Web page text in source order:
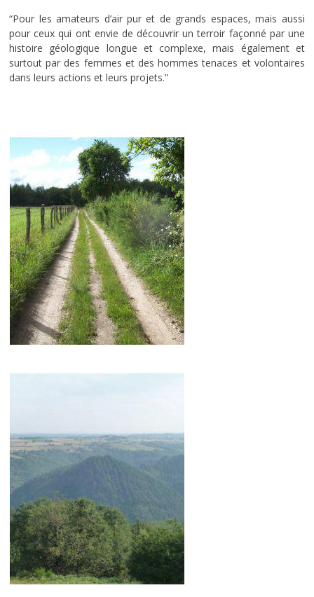
“Pour les amateurs d’air pur et de grands espaces, mais aussi
pour ceux qui ont envie de découvrir un terroir façonné par une
histoire géologique longue et complexe, mais également et
surtout par des femmes et des hommes tenaces et volontaires
dans leurs actions et leurs projets.”